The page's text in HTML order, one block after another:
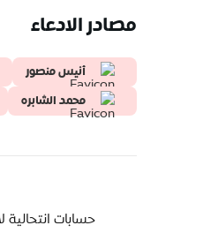
مصادر الادعاء
أنيس منصور
محمد الشابره
حسابات انتحالية